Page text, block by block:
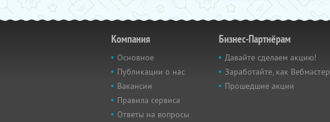
Компания
Основное
Публикации о нас
Вакансии
Правила сервиса
Ответы на вопросы
Бизнес-Партнёрам
Давайте сделаем акцию!
Заработайте, как Вебмастер
Прошедшие акции